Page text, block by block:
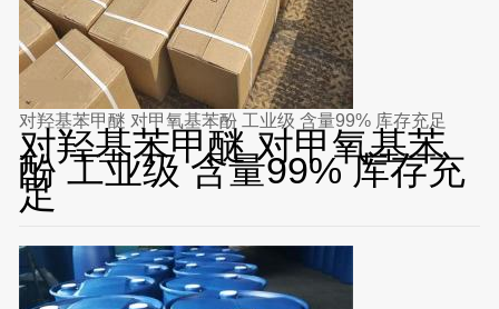
对羟基苯甲醚 对甲氧基苯酚 工业级 含量99% 库存充足
对羟基苯甲醚 对甲氧基苯
酚 工业级 含量99% 库存充
足